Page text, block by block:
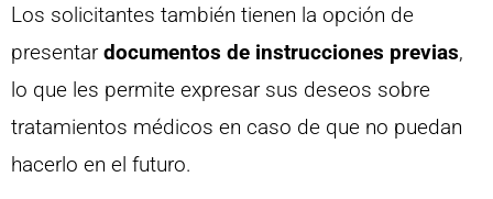
Los solicitantes también tienen la opción de
presentardocumentos de instrucciones previas,
lo que les permite expresar sus deseos sobre
tratamientos médicos en caso de que no puedan
hacerlo en el futuro.